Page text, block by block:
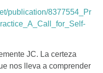
publication/8377554_Pr
JC. La certeza
nos lleva a comprender